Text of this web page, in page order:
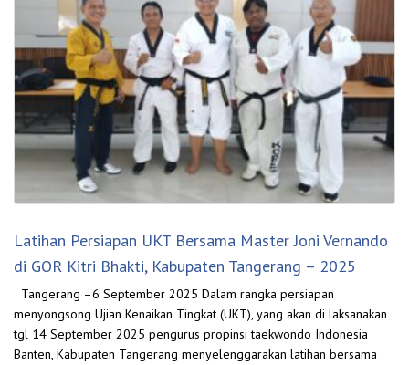
Latihan Persiapan UKT Bersama Master Joni Vernando
di GOR Kitri Bhakti, Kabupaten Tangerang – 2025
Tangerang –6 September 2025 Dalam rangka persiapan
menyongsong Ujian Kenaikan Tingkat (UKT), yang akan di laksanakan
tgl 14 September 2025 pengurus propinsi taekwondo Indonesia
Banten, Kabupaten Tangerang menyelenggarakan latihan bersama